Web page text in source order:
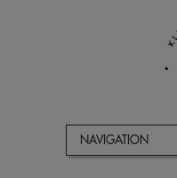
NAVIGATION